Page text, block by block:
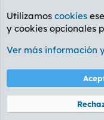
Foro General
Cookies
PL
Términos
Community platform by
Utilizamos cookies
y cookies opcionales
Ver más información